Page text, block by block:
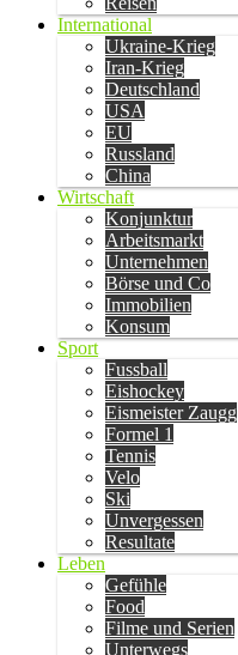
International
Ukraine-Krieg
Iran-Krieg
Deutschland
USA
EU
Russland
China
Wirtschaft
Konjunktur
Arbeitsmarkt
Unternehmen
Börse und Co
Immobilien
Konsum
Sport
Fussball
Eishockey
Eismeister Zaugg
Formel 1
Tennis
Velo
Ski
Unvergessen
Resultate
Leben
Gefühle
Food
Filme und Serien
Unterwegs